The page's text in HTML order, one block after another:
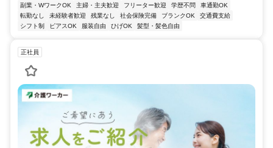
副業・WワークOK 主婦・主夫歓迎 フリーター歓迎 学歴不問
車通勤OK
転勤なし
未経験者歓迎 残業なし 社会保険完備 ブランクOK
交通費支給
シフト制
ピアスOK 服装自由 ひげOK 髪型・髪色自由
正社員